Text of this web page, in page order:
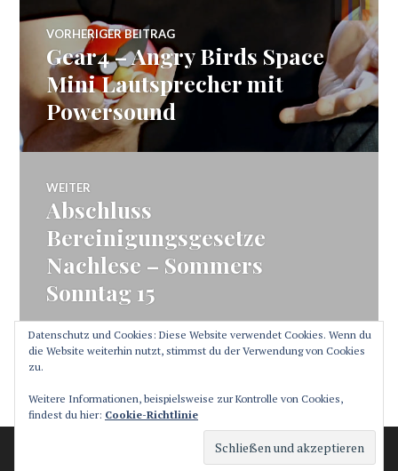
Beitragsnavigation
VORHERIGER BEITRAG
Vorheriger
Beitrag:
Gear4 – Angry Birds Space
Mini Lautsprecher mit
Powersound
WEITER
Nächster
Beitrag:
Abschluss
Bereinigungsgesetze
Nachlese – Sommers
Sonntag 15
Stolz präsentiert von WordPress
Theme: Canard von
Automattic.
Datenschutz und Cookies: Diese Website verwendet Cookies. Wenn du
die Website weiterhin nutzt, stimmst du der Verwendung von Cookies
zu.
Weitere Informationen, beispielsweise zur Kontrolle von Cookies,
findest du hier: Cookie-Richtlinie